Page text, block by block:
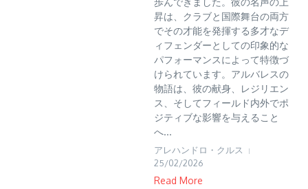
昇は、クラブと国際舞台の両方
でその才能を発揮する多才なデ
ィフェンダーとしての印象的な
パフォーマンスによって特徴づ
けられています。アルバレスの
物語は、彼の献身、レジリエン
ス、そしてフィールド内外でポ
ジティブな影響を与えること
へ...
アレハンドロ・クルス
25/02/2026
Read More